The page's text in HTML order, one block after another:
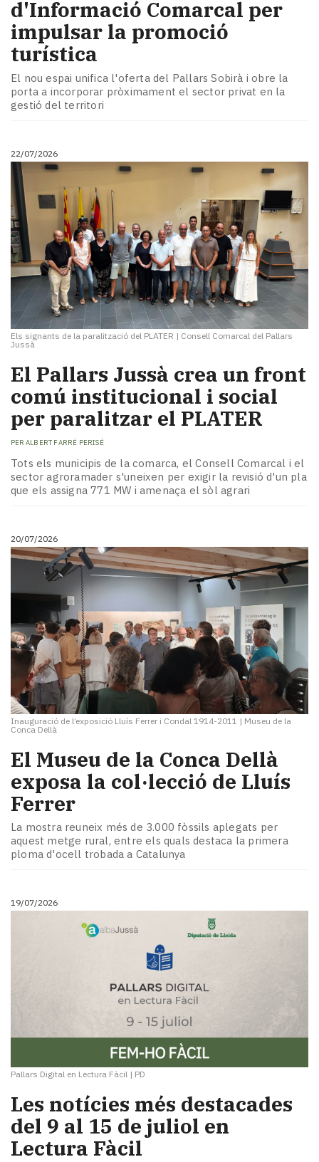
d'Informació Comarcal per
impulsar la promoció
turística
El nou espai unifica l'oferta del Pallars Sobirà i obre la
porta a incorporar pròximament el sector privat en la
gestió del territori
22/07/2026
Els signants de la paralització del PLATER | Consell Comarcal del Pallars
Jussà
El Pallars Jussà crea un front
comú institucional i social
per paralitzar el PLATER
PER ALBERT FARRÉ PERISÉ
Tots els municipis de la comarca, el Consell Comarcal i el
sector agroramader s'uneixen per exigir la revisió d'un pla
que els assigna 771 MW i amenaça el sòl agrari
20/07/2026
Inauguració de l’exposició Lluís Ferrer i Condal 1914-2011 | Museu de la
Conca Dellà
El Museu de la Conca Dellà
exposa la col·lecció de Lluís
Ferrer
La mostra reuneix més de 3.000 fòssils aplegats per
aquest metge rural, entre els quals destaca la primera
ploma d'ocell trobada a Catalunya
19/07/2026
Pallars Digital en Lectura Fàcil | PD
Les notícies més destacades
del 9 al 15 de juliol en
Lectura Fàcil